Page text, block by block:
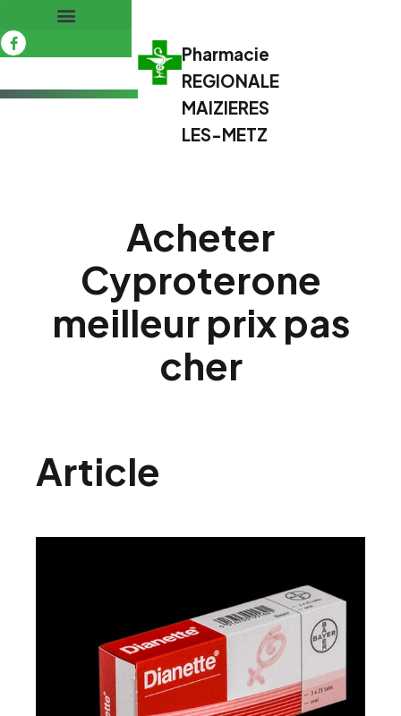
Pharmacie
REGIONALE
MAIZIERES
LES-METZ
Acheter
Cyproterone
meilleur prix pas
cher
Article